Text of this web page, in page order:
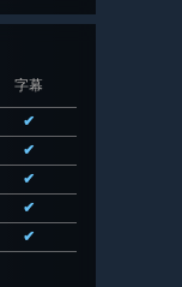
字幕
✔
✔
✔
✔
✔